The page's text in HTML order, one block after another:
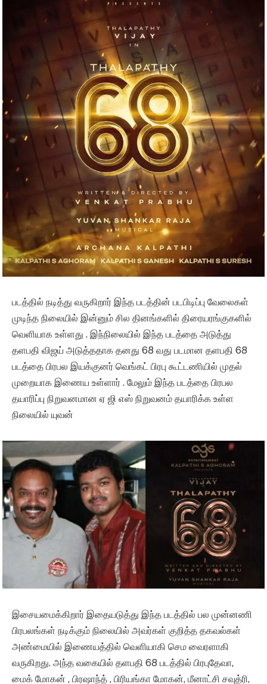
படத்தில் நடித்து வருகிறார் இந்த படத்தின் படபிடிப்பு வேலைகள்
முடிந்த நிலையில் இன்னும் சில தினங்களில் திரையரங்குகளில்
வெளியாக உள்ளது . இந்நிலையில் இந்த படத்தை அடுத்து
தளபதி விஜய் அடுத்ததாக தனது 68 வது படமான தளபதி 68
படத்தை பிரபல இயக்குனர் வெங்கட் பிரபு கூட்டணியில் முதல்
முறையாக இணைய உள்ளார் . மேலும் இந்த படத்தை பிரபல
தயாரிப்பு நிறுவனமான ஏ ஜி எஸ் நிறுவனம் தயாரிக்க உள்ள
நிலையில் யுவன்
இசையமைக்கிறார் இதையடுத்து இந்த படத்தில் பல முன்னணி
பிரபலங்கள் நடிக்கும் நிலையில் அவர்கள் குறித்த தகவல்கள்
அண்மையில் இணையத்தில் வெளியாகி செம வைரளாகி
வருகிறது. அந்த வகையில் தளபதி 68 படத்தில் பிரபுதேவா,
மைக் மோகன் , பிரஷாந்த் , பிரியங்கா மோகன், மீனாட்சி சவுத்ரி,